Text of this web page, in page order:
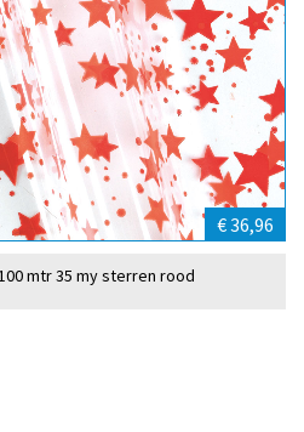
€ 36,96
mtr 35 my sterren rood